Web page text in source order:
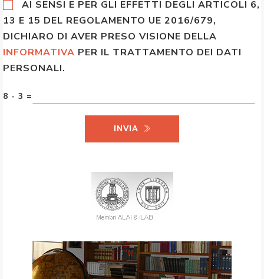
AI SENSI E PER GLI EFFETTI DEGLI ARTICOLI 6,
13 E 15 DEL REGOLAMENTO UE 2016/679,
DICHIARO DI AVER PRESO VISIONE DELLA
INFORMATIVA PER IL TRATTAMENTO DEI DATI
PERSONALI.
8 - 3 =
INVIA